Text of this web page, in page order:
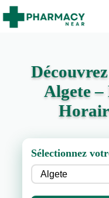
Algete –
Sélectionnez